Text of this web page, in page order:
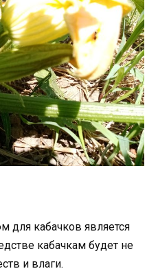
для кабачков является
кабачкам будет не
и влаги.